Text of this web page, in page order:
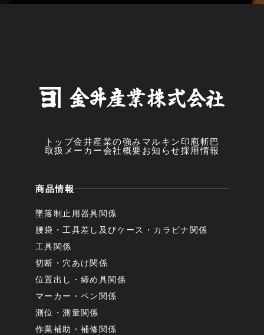
トップ金井産業の強み マルキン印 庖斬巴
取扱メーカー会社概要お知らせ採用情報
商品情報
墜落制止用器具関係
腰袋・工具差し及びケース・カラビナ関係
工具関係
切断・穴あけ関係
位置出し・締め具関係
マーカー・ペン関係
測位・測量関係
作業補助・補修関係